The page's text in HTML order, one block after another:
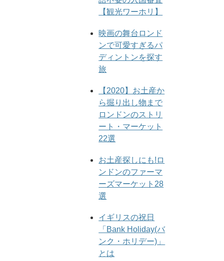
【観光ワーホリ】
映画の舞台ロンド
ンで可愛すぎるパ
ディントンを探す
旅
【2020】お土産か
ら掘り出し物まで
ロンドンのストリ
ート・マーケット
22選
お土産探しにも!ロ
ンドンのファーマ
ーズマーケット28
選
イギリスの祝日
「Bank Holiday(バ
ンク・ホリデー)」
とは